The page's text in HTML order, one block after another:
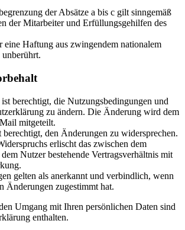
der Absätze a bis c gilt sinngemäß
der Mitarbeiter und Erfüllungsgehilfen des
eine Haftung aus zwingendem nationalem
berechtigt, die Nutzungsbedingungen und
zu ändern. Die Änderung wird dem
mitgeteilt.
den Änderungen zu widersprechen.
erlischt das zwischen dem
Nutzer bestehende Vertragsverhältnis mit
gelten als anerkannt und verbindlich, wenn
Änderungen zugestimmt hat.
Umgang mit Ihren persönlichen Daten sind
enthalten.